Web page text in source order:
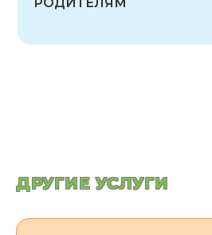
РОДИТЕЛЯМ
ДРУГИЕ УСЛУГИ